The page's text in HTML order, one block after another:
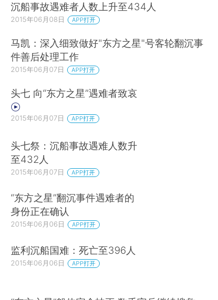
沉船事故遇难者人数上升至434人
2015年06月08日 APP打开
马凯：深入细致做好"东方之星"号客轮翻沉事
件善后处理工作
2015年06月07日 APP打开
头七 向“东方之星”遇难者致哀
2015年06月07日 APP打开
头七祭：沉船事故遇难人数升
至432人
2015年06月07日 APP打开
“东方之星”翻沉事件遇难者的
身份正在确认
2015年06月06日 APP打开
监利沉船国难：死亡至396人
2015年06月06日 APP打开